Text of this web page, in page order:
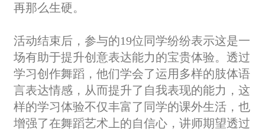
再那么生硬。
活动结束后，参与的19位同学纷纷表示这是一
场有助于提升创意表达能力的宝贵体验。透过
学习创作舞蹈，他们学会了运用多样的肢体语
言表达情感，从而提升了自我表现的能力，这
样的学习体验不仅丰富了同学的课外生活，也
增强了在舞蹈艺术上的自信心，讲师期望透过